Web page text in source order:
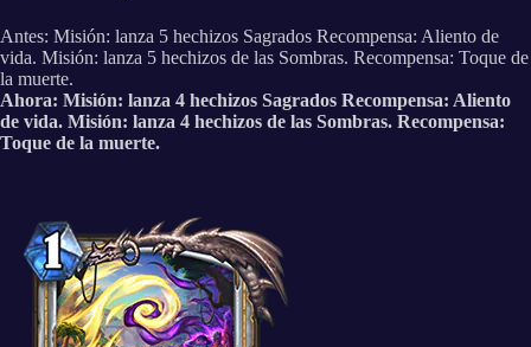
Antes: Misión: lanza 5 hechizos Sagrados Recompensa: Aliento de
vida. Misión: lanza 5 hechizos de las Sombras. Recompensa: Toque de
la muerte.
Ahora: Misión: lanza 4 hechizos Sagrados Recompensa: Aliento
de vida. Misión: lanza 4 hechizos de las Sombras. Recompensa:
Toque de la muerte.